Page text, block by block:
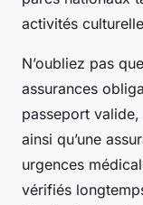
activités
N’oubliez pas
assurances
passeport
ainsi qu’une
urgences
vérifiés